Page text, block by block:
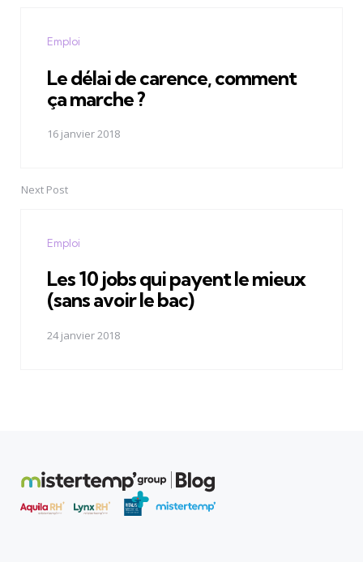
Emploi
Le délai de carence, comment
ça marche ?
16 janvier 2018
Next Post
Emploi
Les 10 jobs qui payent le mieux
(sans avoir le bac)
24 janvier 2018